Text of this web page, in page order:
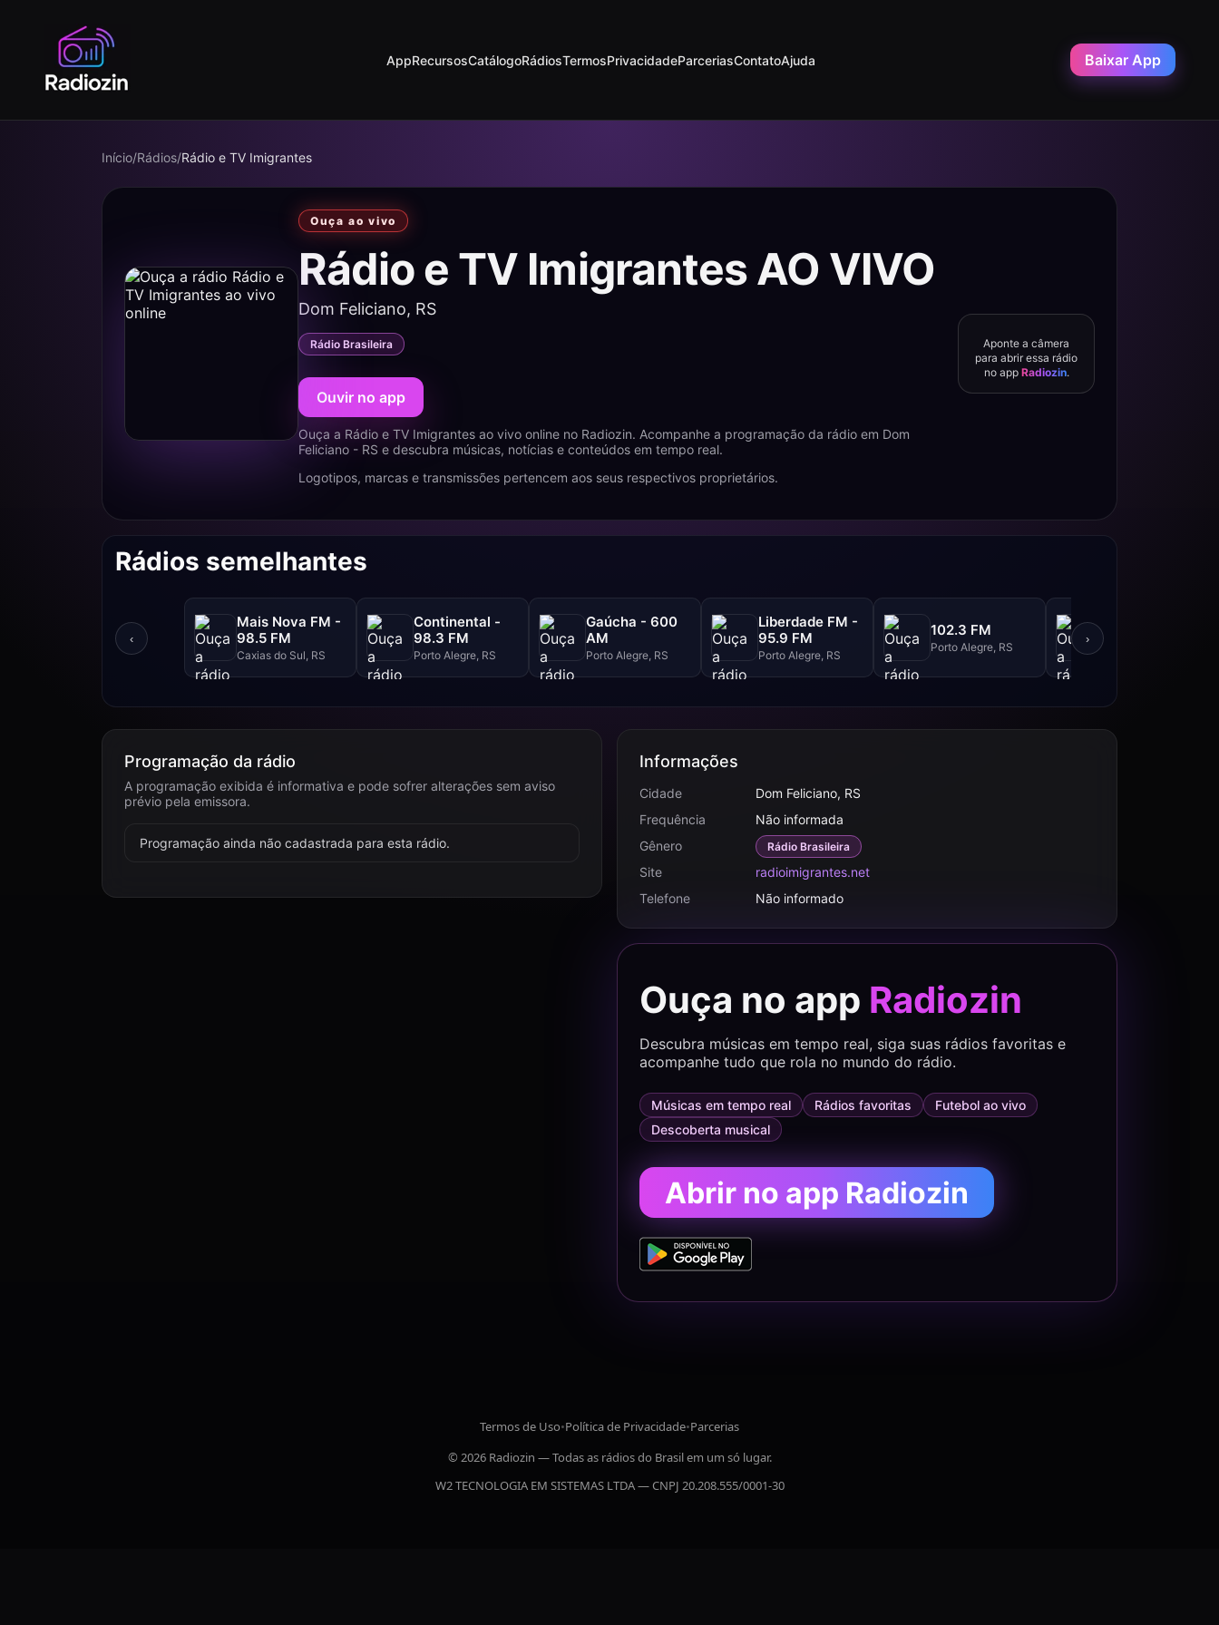
AppRecursosCatálogoRádiosTermosPrivacidadeParceriasContatoAjuda Baixar App
Início/Rádios/Rádio e TV Imigrantes
Ouça ao vivo
Rádio e TV Imigrantes AO VIVO
Dom Feliciano, RS
Rádio Brasileira
Ouvir no app
Ouça a Rádio e TV Imigrantes ao vivo online no Radiozin. Acompanhe a programação da rádio em Dom
Feliciano - RS e descubra músicas, notícias e conteúdos em tempo real.
Logotipos, marcas e transmissões pertencem aos seus respectivos proprietários.
Aponte a câmera
para abrir essa rádio
no app Radiozin.
Rádios semelhantes
‹
Mais Nova FM -
98.5 FM
Caxias do Sul, RS
Continental -
98.3 FM
Porto Alegre, RS
Gaúcha - 600
AM
Porto Alegre, RS
Liberdade FM -
95.9 FM
Porto Alegre, RS
102.3 FM
Porto Alegre, RS
95.9 FM
›
Programação da rádio
A programação exibida é informativa e pode sofrer alterações sem aviso
prévio pela emissora.
Programação ainda não cadastrada para esta rádio.
Informações
Cidade
Dom Feliciano, RS
Frequência
Não informada
Gênero
Rádio Brasileira
Site
radioimigrantes.net
Telefone
Não informado
Ouça no app Radiozin
Descubra músicas em tempo real, siga suas rádios favoritas e
acompanhe tudo que rola no mundo do rádio.
Músicas em tempo real Rádios favoritas
Futebol ao vivo
Descoberta musical
Abrir no app Radiozin
Termos de Uso•Política de Privacidade•Parcerias
© 2026 Radiozin — Todas as rádios do Brasil em um só lugar.
W2 TECNOLOGIA EM SISTEMAS LTDA — CNPJ 20.208.555/0001-30